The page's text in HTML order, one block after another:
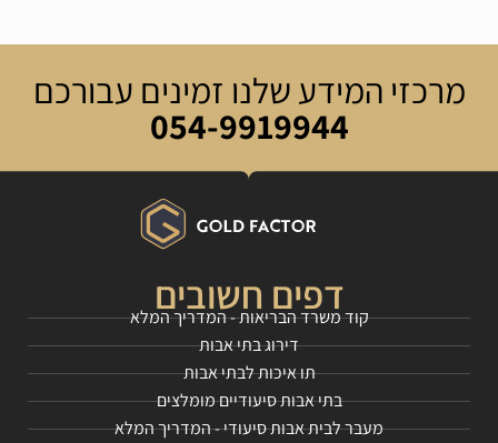
מרכזי המידע שלנו זמינים עבורכם
054-9919944
דפים חשובים
קוד משרד הבריאות - המדריך המלא
דירוג בתי אבות
תו איכות לבתי אבות
בתי אבות סיעודיים מומלצים
מעבר לבית אבות סיעודי - המדריך המלא